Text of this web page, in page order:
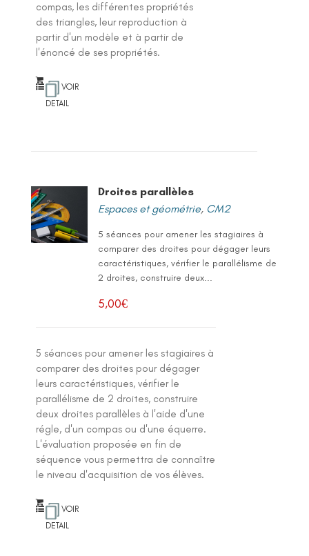
compas, les différentes propriétés
des triangles, leur reproduction à
partir d'un modèle et à partir de
l'énoncé de ses propriétés.
VOIR
DETAIL
Droites parallèles
Espaces et géométrie, CM2
5 séances pour amener les stagiaires à
comparer des droites pour dégager leurs
caractéristiques, vérifier le parallélisme de
2 droites, construire deux...
5,00€
5 séances pour amener les stagiaires à
comparer des droites pour dégager
leurs caractéristiques, vérifier le
parallélisme de 2 droites, construire
deux droites parallèles à l'aide d'une
régle, d'un compas ou d'une équerre.
L'évaluation proposée en fin de
séquence vous permettra de connaître
le niveau d'acquisition de vos élèves.
VOIR
DETAIL